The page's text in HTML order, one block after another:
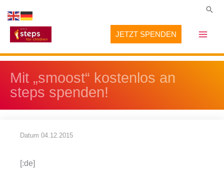
Inhalt
springen
JETZT SPENDEN
Mit „smoost“ kostenlos an
steps spenden!
Datum 04.12.2015
[:de]